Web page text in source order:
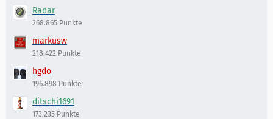
Radar
268.865 Punkte
markusw
218.422 Punkte
hgdo
196.898 Punkte
ditschi1691
173.235 Punkte